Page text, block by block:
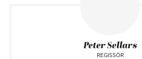
Peter Sellars
REGISSÖR